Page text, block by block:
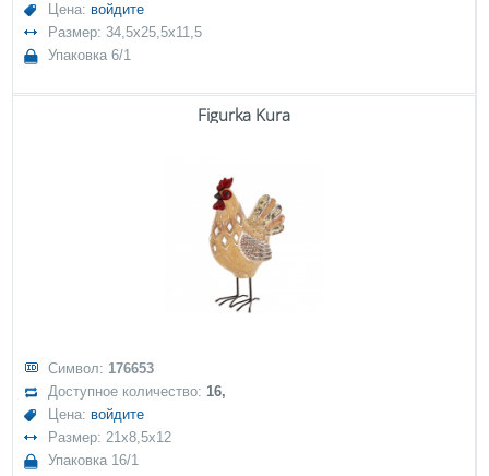
Цена: войдите
Размер: 34,5x25,5x11,5
Упаковка 6/1
Figurka Kura
Символ: 176653
Доступное количество:16,
Цена: войдите
Размер: 21x8,5x12
Упаковка 16/1